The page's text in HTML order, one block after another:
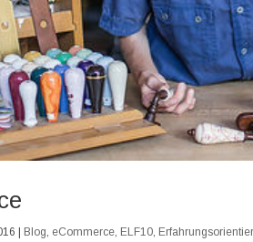
Blog, eCommerce, ELF10,